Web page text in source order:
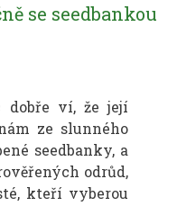
se seedbankou
dobře ví, že její
ze slunného
seedbanky, a
odrůd,
kteří vyberou